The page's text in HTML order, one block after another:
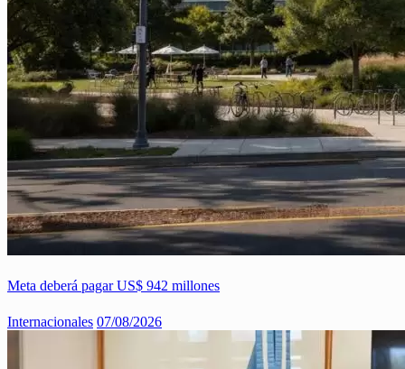
Meta deberá pagar US$ 942 millones
Internacionales 07/08/2026